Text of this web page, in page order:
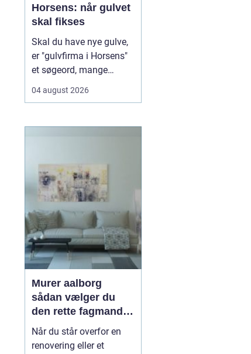
Horsens: når gulvet
skal fikses
Skal du have nye gulve,
er "gulvfirma i Horsens"
et søgeord, mange
overfor et nyt gulvprojekt
virksomheden. Når du
handler det typi...
04 august 2026
Murer aalborg
sådan vælger du
den rette fagmand
til dit næste projekt
Når du står overfor en
renovering eller et